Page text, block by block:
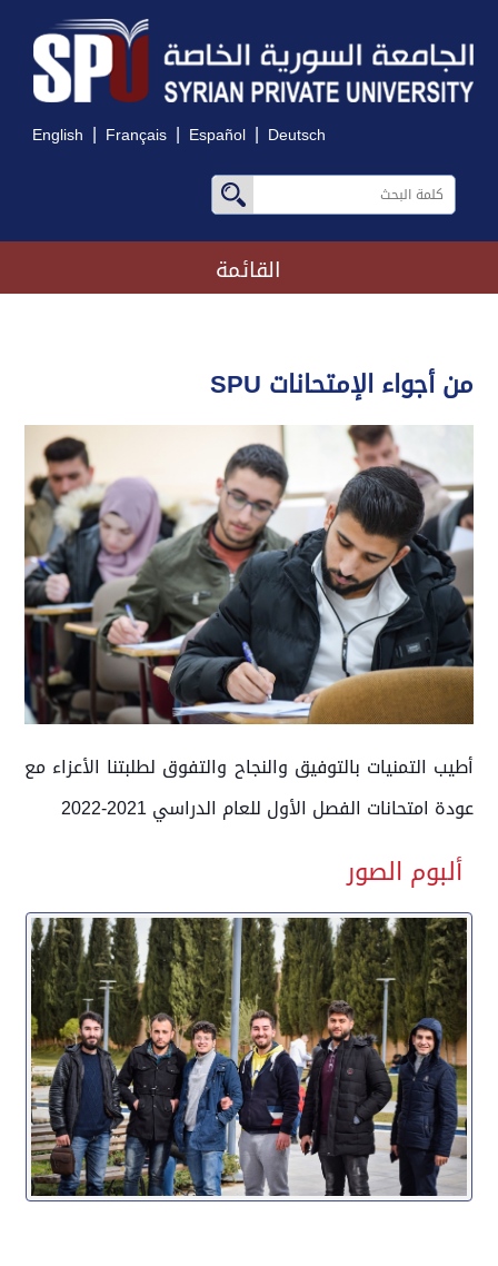
English | Français | Español | Deutsch
القائمة
من أجواء الإمتحانات SPU
أطيب التمنيات بالتوفيق والنجاح والتفوق لطلبتنا الأعزاء مع
عودة امتحانات الفصل الأول للعام الدراسي 2021-2022
ألبوم الصور